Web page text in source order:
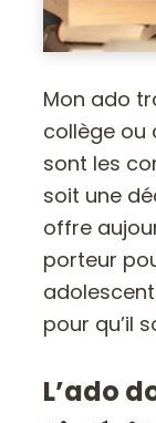
Mon ado
collège ou
sont les
soit une
offre
porteur
pour qu’il
L’ado